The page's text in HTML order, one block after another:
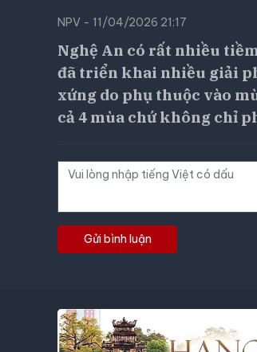
NPV - 11/04/2026 21:17
Nghệ An có rất nhiều
đã triển khai nhiều giải
xứng do phụ thuộc vào
cả 4 mùa chứ không chỉ
Gửi bình luận